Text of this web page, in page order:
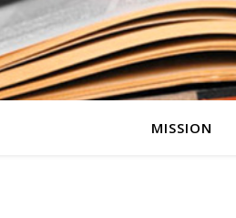
MISSION